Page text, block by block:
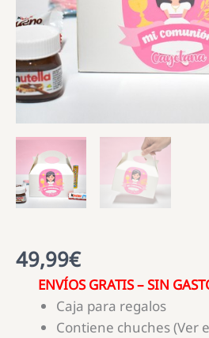
49,99€
ENVÍOS GRATIS – SIN
Caja para regalos
Contiene chuches (Ver